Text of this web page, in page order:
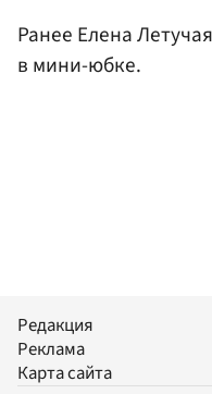
Ранее Елена Летучая
в мини-юбке.
Редакция
Реклама
Карта сайта